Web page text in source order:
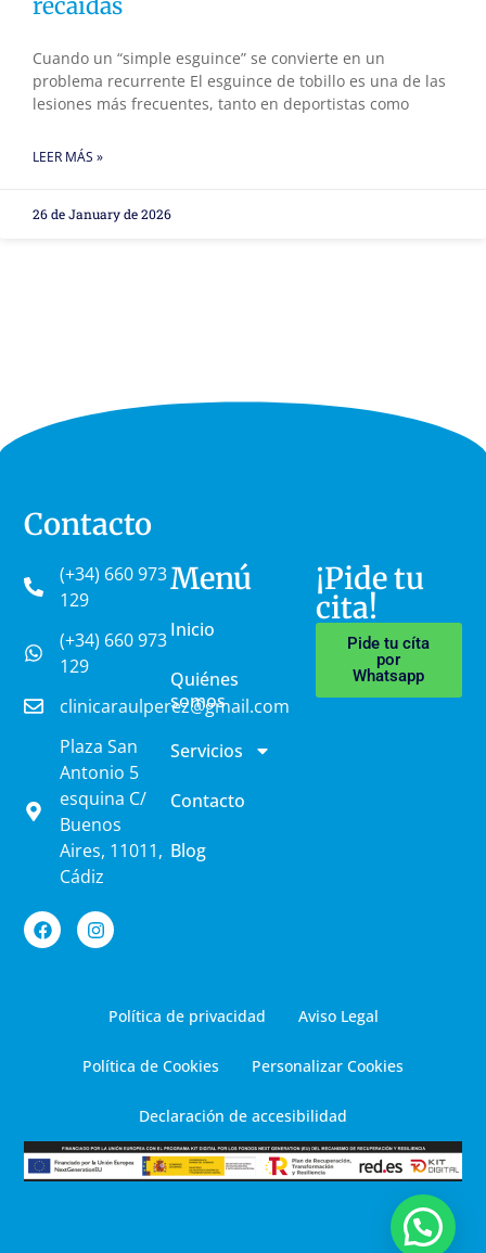
recaídas
Cuando un “simple esguince” se convierte en un
problema recurrente El esguince de tobillo es una de las
lesiones más frecuentes, tanto en deportistas como
LEER MÁS »
26 de January de 2026
Contacto
(+34) 660 973
129
(+34) 660 973
129
clinicaraulperez@gmail.com
Plaza San
Antonio 5
esquina C/
Buenos
Aires, 11011,
Cádiz
Menú
Inicio
Quiénes
somos
Servicios
Contacto
Blog
¡Pide tu
cita!
Pide tu cíta
por
Whatsapp
Política de privacidad Aviso Legal
Política de Cookies Personalizar Cookies
Declaración de accesibilidad